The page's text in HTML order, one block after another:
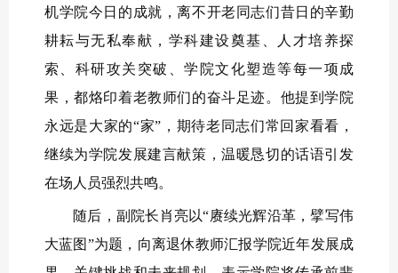
机学院今日的成就，离不开老同志们昔日的辛勤
耕耘与无私奉献，学科建设奠基、人才培养探
索、科研攻关突破、学院文化塑造等每一项成
果，都烙印着老教师们的奋斗足迹。他提到学院
永远是大家的“家”，期待老同志们常回家看看，
继续为学院发展建言献策，温暖恳切的话语引发
在场人员强烈共鸣。
随后， 副院长 肖亮以“赓续光辉沿革，擘写伟
大蓝图”为题，向离退休教师汇报学院近年发展成